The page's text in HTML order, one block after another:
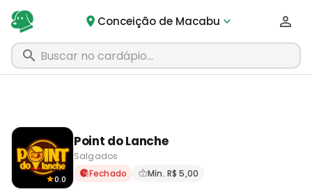
Conceição de Macabu
0.0
Point do Lanche
Salgados
Delivery em Conceição de
Fechado Mín. R$ 5,00